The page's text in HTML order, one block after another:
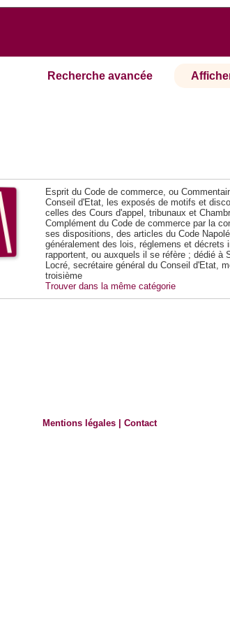
Recherche avancée
Esprit du Code de commerce, ou
Conseil d'Etat, les exposés de motifs et
celles des Cours d'appel, tribunaux et
Complément du Code de commerce par la
ses dispositions, des articles du Code
généralement des lois, réglemens et décrets
rapportent, ou auxquels il se réfère ; dédié à
Locré, secrétaire général du Conseil d'Etat,
troisième
Trouver dans la même catégorie
Mentions légales |Contact